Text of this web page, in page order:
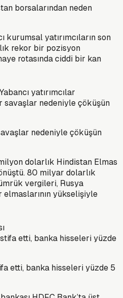
borsalarından neden
kurumsal yatırımcıların son
rekor bir pozisyon
rotasında ciddi bir kan
Yabancı yatırımcılar
nedeniyle çöküşün
dolarlık Hindistan Elmas
80 milyar dolarlık
vergileri, Rusya
elmaslarının yükselişiyle
etti, banka hisseleri yüzde 5